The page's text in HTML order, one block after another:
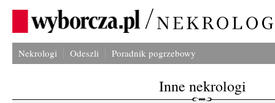
Nekrologi Odeszli Poradnik pogrzebowy
Inne nekrologi